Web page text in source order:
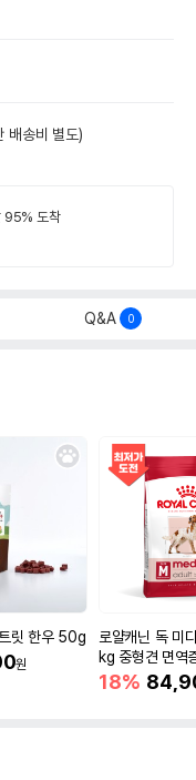
배송비 별도)
95% 도착
Q&A 0
릿 한우 50g
원
로얄캐닌 독 미
kg 중형견 면역
18%